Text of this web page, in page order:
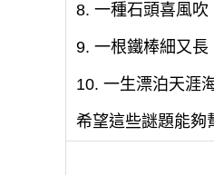
8. 一種石頭喜風吹
9. 一根鐵棒細又
10. 一生漂泊天涯
希望這些謎題能夠